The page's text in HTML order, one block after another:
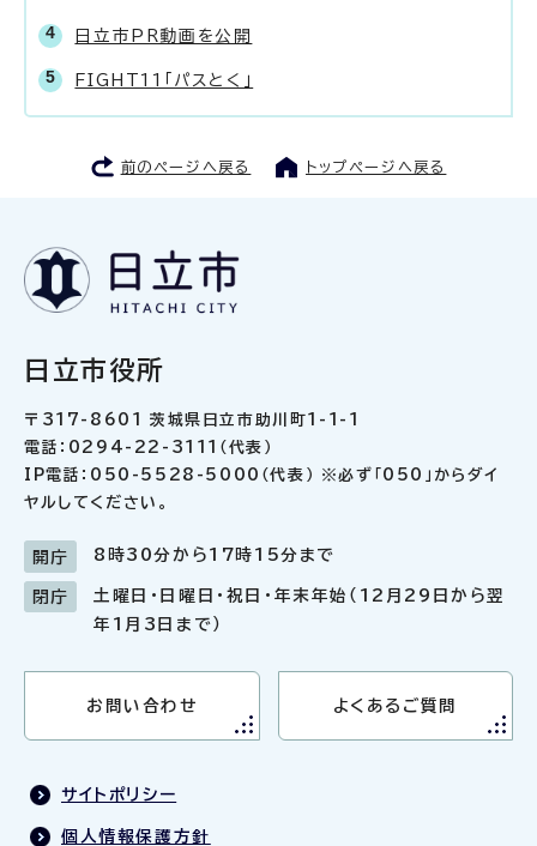
日立市PR動画を公開
FIGHT11「パスとく」
前のページへ戻る トップページへ戻る
日立市役所
〒317-8601 茨城県日立市助川町1-1-1
電話：0294-22-3111（代表）
IP電話：050-5528-5000（代表） ※必ず「050」からダイ
ヤルしてください。
開庁 8時30分から17時15分まで
閉庁
土曜日・日曜日・祝日・年末年始（12月29日から翌
年1月3日まで）
お問い合わせ よくあるご質問
サイトポリシー
個人情報保護方針